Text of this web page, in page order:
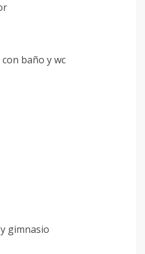
baño y wc
gimnasio